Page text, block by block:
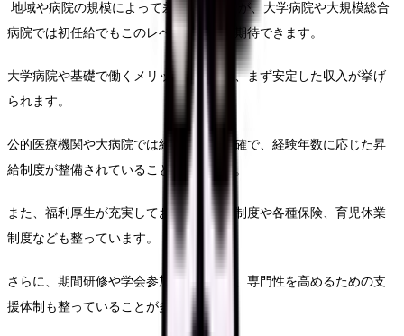
地域や病院の規模によって差はありますが、大学病院や大規模総合
病院では初任給でもこのレベルの収入が期待できます。
大学病院や基礎で働くメリットとしては、まず安定した収入が挙げ
られます。
公的医療機関や大病院では給与規定が明確で、経験年数に応じた昇
給制度が整備されていることが多いです。
また、福利厚生が充実しており、退職金制度や各種保険、育児休業
制度なども整っています。
さらに、期間研修や学会参加の補助など、専門性を高めるための支
援体制も整っていることが多いです。